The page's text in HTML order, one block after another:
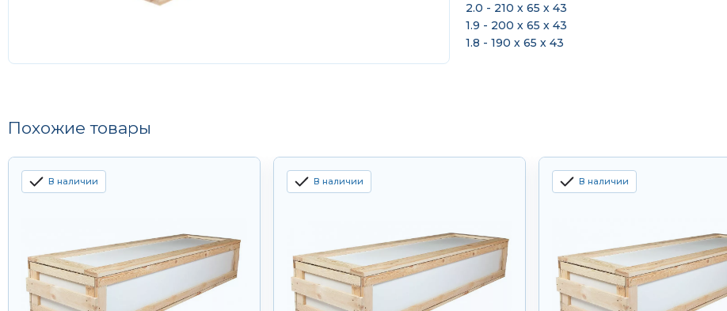
2.0 - 210 х 65 х 43
1.9 - 200 х 65 х 43
1.8 - 190 х 65 х 43
Похожие товары
В наличии В наличии В наличии